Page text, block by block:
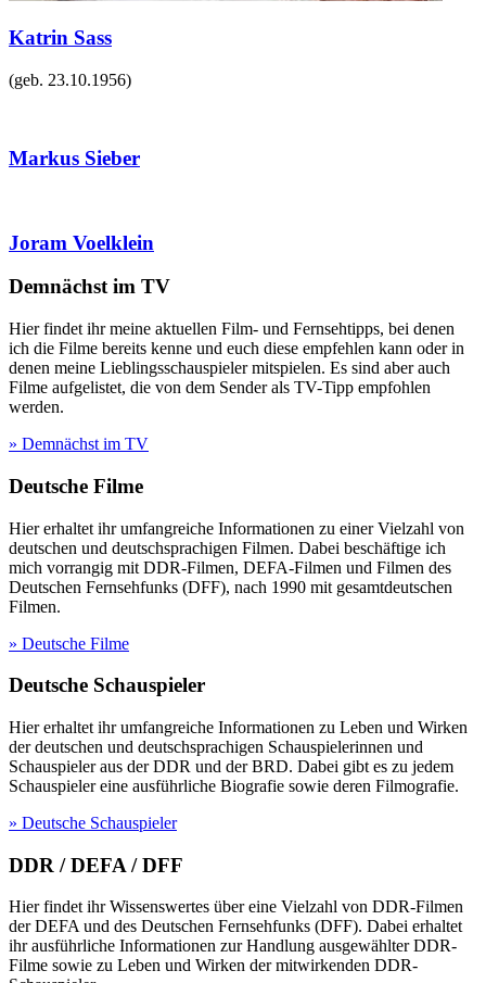
Katrin Sass
(geb. 23.10.1956)
Markus Sieber
Joram Voelklein
Demnächst im TV
Hier findet ihr meine aktuellen Film- und Fernsehtipps, bei denen
ich die Filme bereits kenne und euch diese empfehlen kann oder in
denen meine Lieblingsschauspieler mitspielen. Es sind aber auch
Filme aufgelistet, die von dem Sender als TV-Tipp empfohlen
werden.
» Demnächst im TV
Deutsche Filme
Hier erhaltet ihr umfangreiche Informationen zu einer Vielzahl von
deutschen und deutschsprachigen Filmen. Dabei beschäftige ich
mich vorrangig mit DDR-Filmen, DEFA-Filmen und Filmen des
Deutschen Fernsehfunks (DFF), nach 1990 mit gesamtdeutschen
Filmen.
» Deutsche Filme
Deutsche Schauspieler
Hier erhaltet ihr umfangreiche Informationen zu Leben und Wirken
der deutschen und deutschsprachigen Schauspielerinnen und
Schauspieler aus der DDR und der BRD. Dabei gibt es zu jedem
Schauspieler eine ausführliche Biografie sowie deren Filmografie.
» Deutsche Schauspieler
DDR / DEFA / DFF
Hier findet ihr Wissenswertes über eine Vielzahl von DDR-Filmen
der DEFA und des Deutschen Fernsehfunks (DFF). Dabei erhaltet
ihr ausführliche Informationen zur Handlung ausgewählter DDR-
Filme sowie zu Leben und Wirken der mitwirkenden DDR-